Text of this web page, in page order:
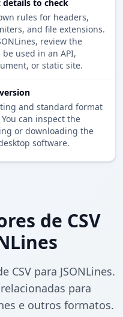
details to check
rules for headers,
and file extensions.
review the
used in an API,
or static site.
and standard format
can inspect the
or downloading the
software.
de CSV
CSV para JSONLines.
para
e outros formatos.